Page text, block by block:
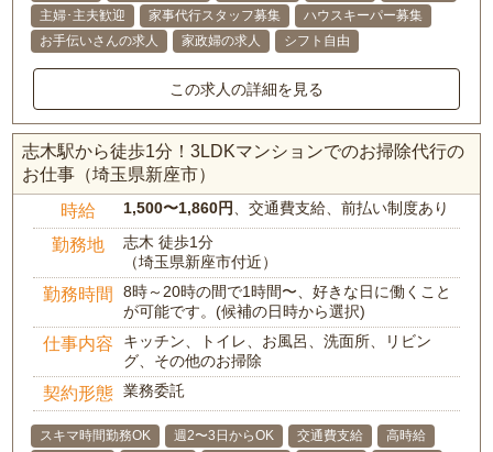
主婦･主夫歓迎
家事代行スタッフ募集
ハウスキーパー募集
お手伝いさんの求人
家政婦の求人 シフト自由
この求人の詳細を見る
志木駅から徒歩1分！3LDKマンションでのお掃除代行の
お仕事（埼玉県新座市）
時給 1,500〜1,860円、交通費支給、前払い制度あり
勤務地
志木 徒歩1分
（埼玉県新座市付近）
勤務時間
8時～20時の間で1時間〜、好きな日に働くこと
が可能です。(候補の日時から選択)
仕事内容
キッチン、トイレ、お風呂、洗面所、リビン
グ、その他のお掃除
契約形態 業務委託
スキマ時間勤務OK 週2〜3日からOK 交通費支給
高時給